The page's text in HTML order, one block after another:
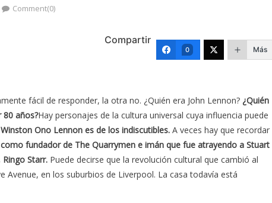
Comment(0)
Compartir
0 Más
fácil de responder, la otra no. ¿Quién era John Lennon? ¿Quién
80 años?Hay personajes de la cultura universal cuya influencia puede
Winston Ono Lennon es de los indiscutibles. A veces hay que recordar
fundador de The Quarrymen e imán que fue atrayendo a Stuart
Starr. Puede decirse que la revolución cultural que cambió al
en los suburbios de Liverpool. La casa todavía está